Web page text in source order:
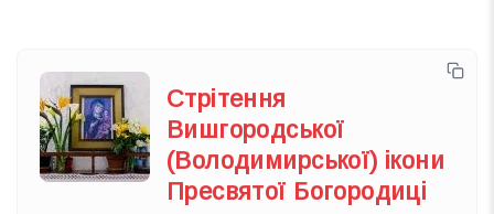
Стрітення
Вишгородської
(Володимирської) ікони
Пресвятої Богородиці